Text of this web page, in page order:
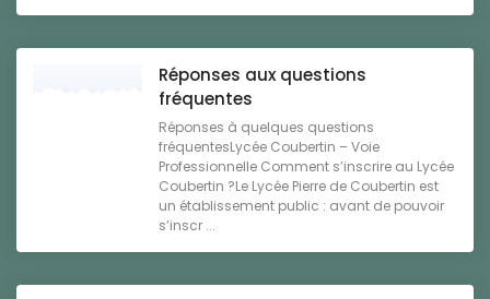
Réponses aux questions
fréquentes
Réponses à quelques questions
fréquentesLycée Coubertin – Voie
Professionnelle Comment s’inscrire au Lycée
Coubertin ?Le Lycée Pierre de Coubertin est
un établissement public : avant de pouvoir
s’inscr ...